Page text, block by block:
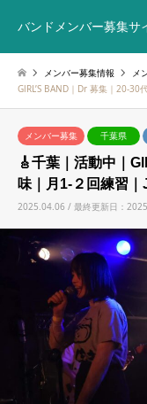
バンドメンバー募集サ
メンバー募集情報 メ
GlRL’S BAND｜Dr 募集｜20-30
メンバー募集 千葉県
🎸千葉｜活動中｜
味｜月1-２回練習｜
2025.04.06 / 最終更新日：